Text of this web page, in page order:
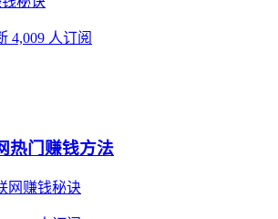
4,009 人订阅
热门赚钱方法
网赚钱秘诀